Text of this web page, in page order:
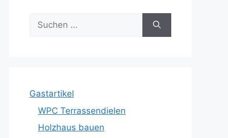
Suche
nach:
Gastartikel
WPC Terrassendielen
Holzhaus bauen